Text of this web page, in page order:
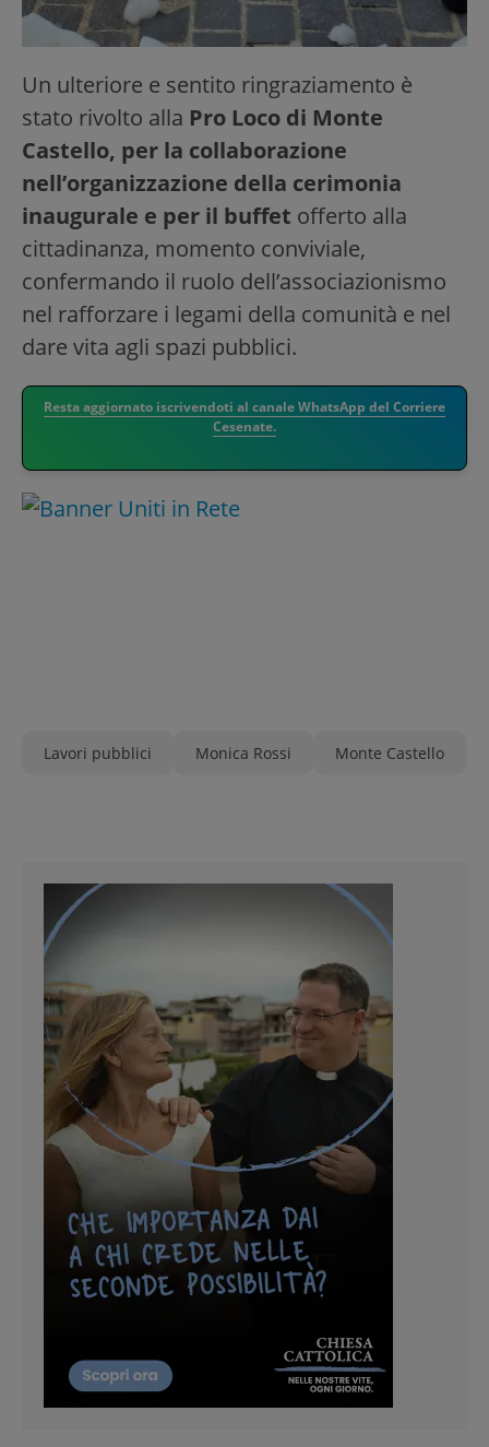
Un ulteriore e sentito ringraziamento è
stato rivolto alla Pro Loco di Monte
Castello, per la collaborazione
nell’organizzazione della cerimonia
inaugurale e per il buffet offerto alla
cittadinanza, momento conviviale,
confermando il ruolo dell’associazionismo
nel rafforzare i legami della comunità e nel
dare vita agli spazi pubblici.
Resta aggiornato iscrivendoti al canale WhatsApp del Corriere
Cesenate.
Lavori pubblici Monica Rossi Monte Castello